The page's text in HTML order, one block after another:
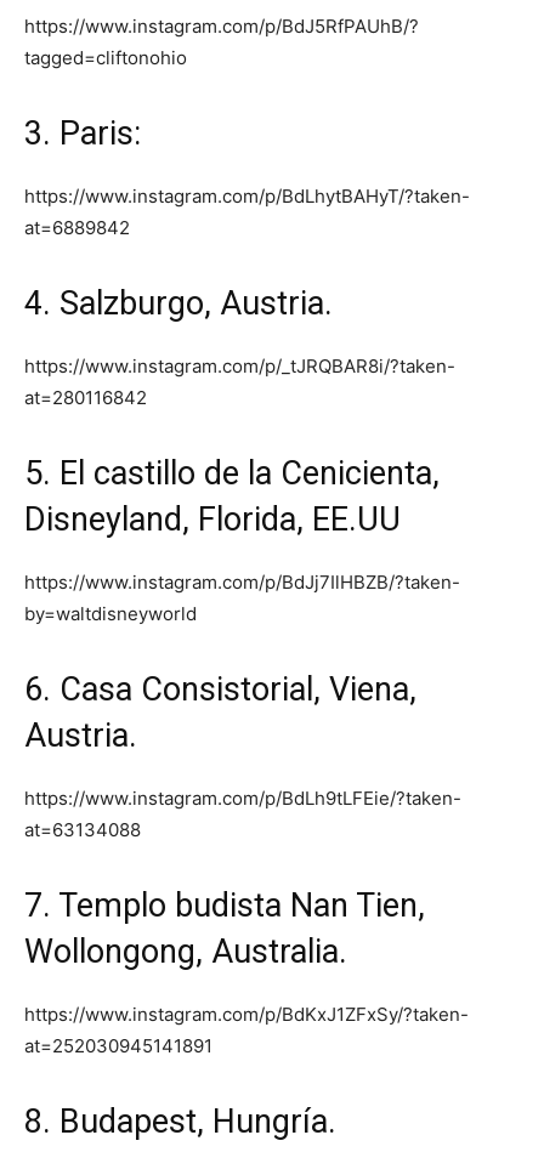
https://www.instagram.com/p/BdJ5RfPAUhB/?
tagged=cliftonohio
3. Paris:
https://www.instagram.com/p/BdLhytBAHyT/?taken-
at=6889842
4. Salzburgo, Austria.
https://www.instagram.com/p/_tJRQBAR8i/?taken-
at=280116842
5. El castillo de la Cenicienta,
Disneyland, Florida, EE.UU
https://www.instagram.com/p/BdJj7IlHBZB/?taken-
by=waltdisneyworld
6. Casa Consistorial, Viena,
Austria.
https://www.instagram.com/p/BdLh9tLFEie/?taken-
at=63134088
7. Templo budista Nan Tien,
Wollongong, Australia.
https://www.instagram.com/p/BdKxJ1ZFxSy/?taken-
at=252030945141891
8. Budapest, Hungría.